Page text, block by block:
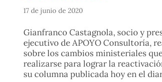
17 de junio de 2020
Gianfranco Castagnola, socio y
ejecutivo de APOYO Consultoría,
sobre los cambios ministeriales
realizarse para lograr la
su columna publicada hoy en el